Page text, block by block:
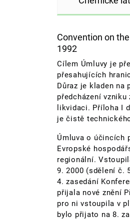
Convention on
1992
Cílem Úmluvy je
přesahujících
Důraz je kladen na
předcházení
likvidaci. Příloha I
je čistě
Úmluva o účincích
Evropské
regionální.
9. 2000 (sdělení č.
4. zasedání
přijala nové znění
pro ni vstoupila v
bylo přijato na 8.